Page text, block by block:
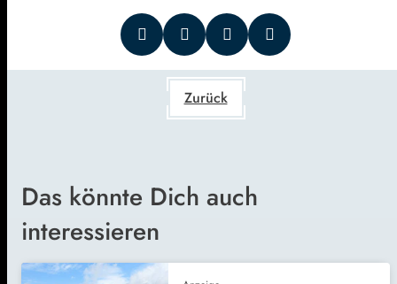
Zurück
Das könnte Dich auch
interessieren